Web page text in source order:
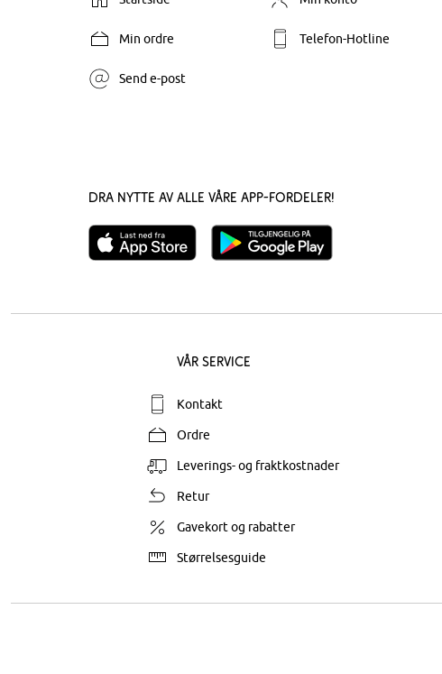
Min ordre Telefon-Hotline
Send e-post
Dra nytte av alle våre app-fordeler!
Vår service
Kontakt
Ordre
Leverings- og fraktkostnader
Retur
Gavekort og rabatter
Størrelsesguide